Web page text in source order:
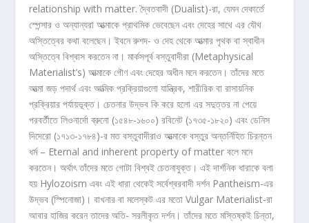
relationship with matter. দ্বৈতবাদী (Dualist)-রা, যেমন দেকার্তে
স্পেন্সার ও অন্যান্যরা আত্মাকে প্রাথমিক ভেবেছেন এবং দেহের সাথে এর যৌথ
অস্তিত্বের কথা বলেছেন। ইবনে রুশদ- ও দেহ থেকে আত্মার পৃথক বা স্বাধীন
অস্তিত্বে বিশ্বাস করতেন না। মার্কসপূর্ব বস্তুবাদীরা (Metaphysical
Materialist’s) আত্মাকে গৌণ এবং দেহের অধীন মনে করতেন। তাঁদের মতে
আত্মা জড় পদার্থ এবং আত্মিক প্রক্রিয়াগুলো যান্ত্রিক, শারীরিক বা রাসায়নিক
প্রক্রিয়ার পর্যায়ভূক্ত। চেতনার উদ্ভব কি করে হলো এর সদুত্তর না পেয়ে
পরবর্তীতে লিওনার্দো ব্রুনো (১৫৪৮-১৬০০) রবিনেট (১৭৩৫-১৮২০) এবং ডেনিস
দিদেরো (১৭১৩-১৭৮৪)-র মত বস্তুবাদীরাও আত্মাকে বস্তুর অন্তর্নিহিত চিরন্তন
ধর্ম – Eternal and inherent property of matter বলে মনে
করতেন। অর্থাৎ তাঁদের মতে গোটা বিশ্বই চেতনাযুক্ত। এই দার্শনিক ধারাকে বলা
হয় Hylozoism এবং এই ধারা থেকেই সর্বেশ্বরবাদী দর্শন Pantheism-এর
উদ্ভব (স্পিনোজা)। বাখনার বা মলেস্কট এর মতো Vulgar Materialist-রা
আবার হাজির করেন তাদের অতি- সরলীকৃত দর্শন। তাঁদের মতে মস্তিষ্কই চিন্তা,